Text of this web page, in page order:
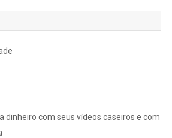
dinheiro com seus vídeos caseiros e com